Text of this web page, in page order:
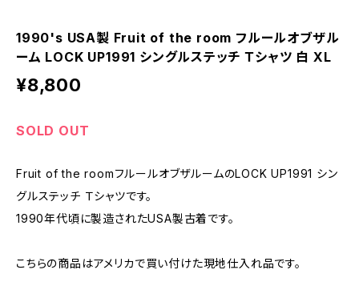
1990's USA製 Fruit of the room フルールオブザル
ーム LOCK UP1991 シングルステッチ Ｔシャツ 白 XL
¥8,800
SOLD OUT
Fruit of the roomフルールオブザルームのLOCK UP1991 シン
グルステッチ Ｔシャツです。
1990年代頃に製造されたUSA製古着です。
こちらの商品はアメリカで買い付けた現地仕入れ品です。